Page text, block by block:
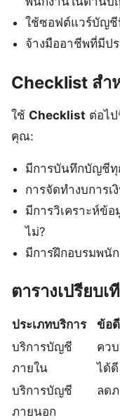
ใช้ซอฟต์แวร์บัญชี
จ้างมืออาชีพที่มีป
Checklist สำ
ใช้ Checklist ต่อไ
คุณ:
มีการบันทึกบัญชีทุ
การจัดทำงบการ
มีการวิเคราะห์ข้อ
ไม่?
มีการฝึกอบรมพนั
ตารางเปรียบเ
ประเภทบริการ ข้อดี
บริการบัญชี
ภายใน
คว
ได้ดี
บริการบัญชี
ภายนอก
ลด